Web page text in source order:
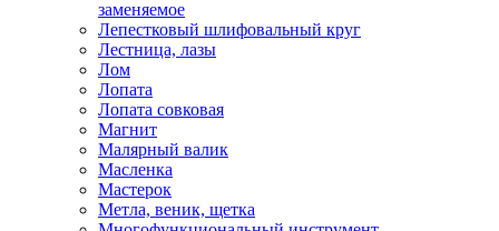
заменяемое
Лепестковый шлифовальный круг
Лестница, лазы
Лом
Лопата
Лопата совковая
Магнит
Малярный валик
Масленка
Мастерок
Метла, веник, щетка